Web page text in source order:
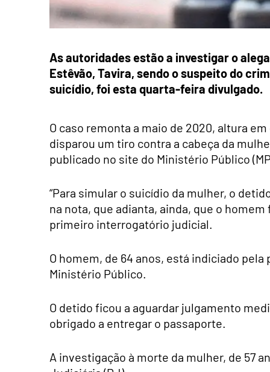
As autoridades estão a investigar o
Estêvão, Tavira, sendo o suspeito do
suicídio, foi esta quarta-feira divulgado.
O caso remonta a maio de 2020, altura
disparou um tiro contra a cabeça da
publicado no site do Ministério Público
“Para simular o suicídio da mulher, o
na nota, que adianta, ainda, que o
primeiro interrogatório judicial.
O homem, de 64 anos, está indiciado
Ministério Público.
O detido ficou a aguardar julgamento
obrigado a entregar o passaporte.
A investigação à morte da mulher, de 57